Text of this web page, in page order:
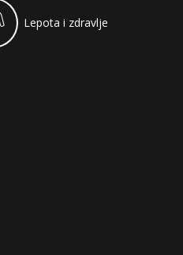
Lepota i zdravlje